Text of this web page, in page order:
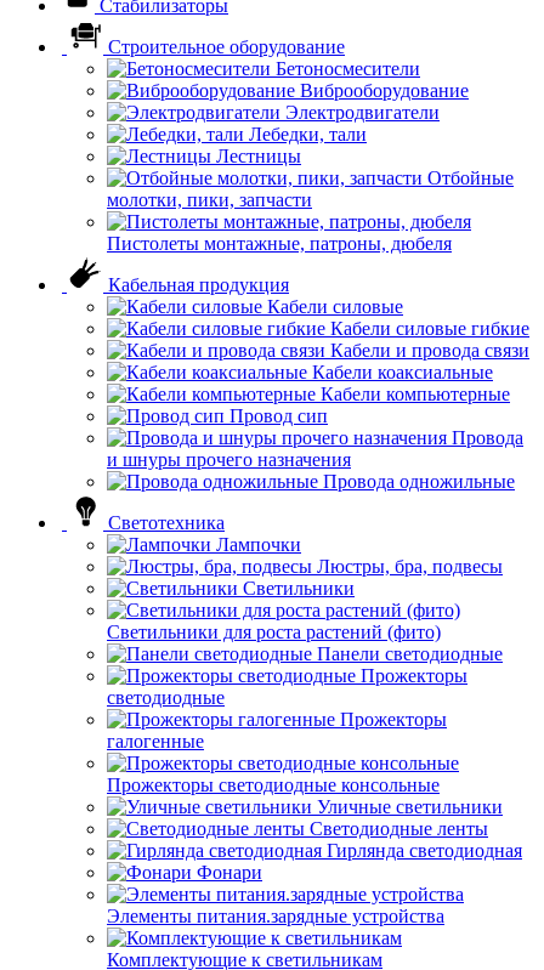
Стабилизаторы
Строительное оборудование
Бетоносмесители
Виброоборудование
Электродвигатели
Лебедки, тали
Лестницы
Отбойные
молотки, пики, запчасти
Пистолеты монтажные, патроны, дюбеля
Кабельная продукция
Кабели силовые
Кабели силовые гибкие
Кабели и провода связи
Кабели коаксиальные
Кабели компьютерные
Провод сип
Провода
и шнуры прочего назначения
Провода одножильные
Светотехника
Лампочки
Люстры, бра, подвесы
Светильники
Светильники для роста растений (фито)
Панели светодиодные
Прожекторы
светодиодные
Прожекторы
галогенные
Прожекторы светодиодные консольные
Уличные светильники
Светодиодные ленты
Гирлянда светодиодная
Фонари
Элементы питания.зарядные устройства
Комплектующие к светильникам